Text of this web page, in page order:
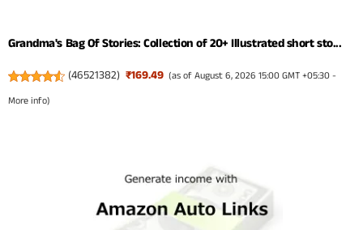
Grandma's Bag Of Stories: Collection of 20+ Illustrated short sto...
(46521382) ₹169.49 (as of August 6, 2026 15:00 GMT +05:30 -
More info)